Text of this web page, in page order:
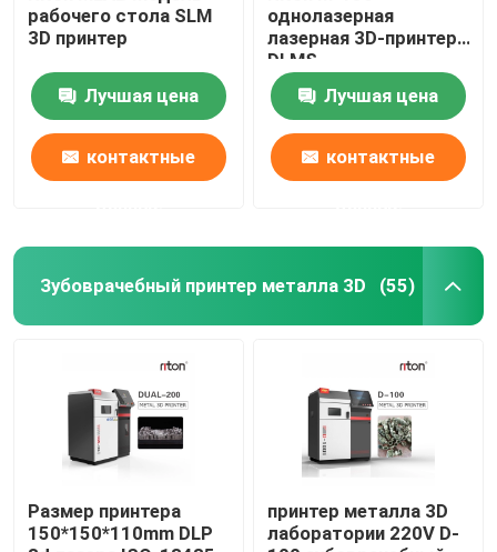
Машина для изгиба проволоки DMIS-V1
Машина для изгиба проволоки DMIS-V1
Машина для изгиба проволоки DMIS-V1
рабочего стола SLM
3D принтер
Лучшая цена
контактные
однолазерная
лазерная 3D-принтер
DLMS
Лучшая цена
контактные
Зубоврачебный принтер металла 3D (55)
Размер принтера
150*150*110mm DLP
принтер металла 3D
лаборатории 220V D-